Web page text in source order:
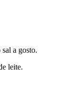
a gosto.
leite.